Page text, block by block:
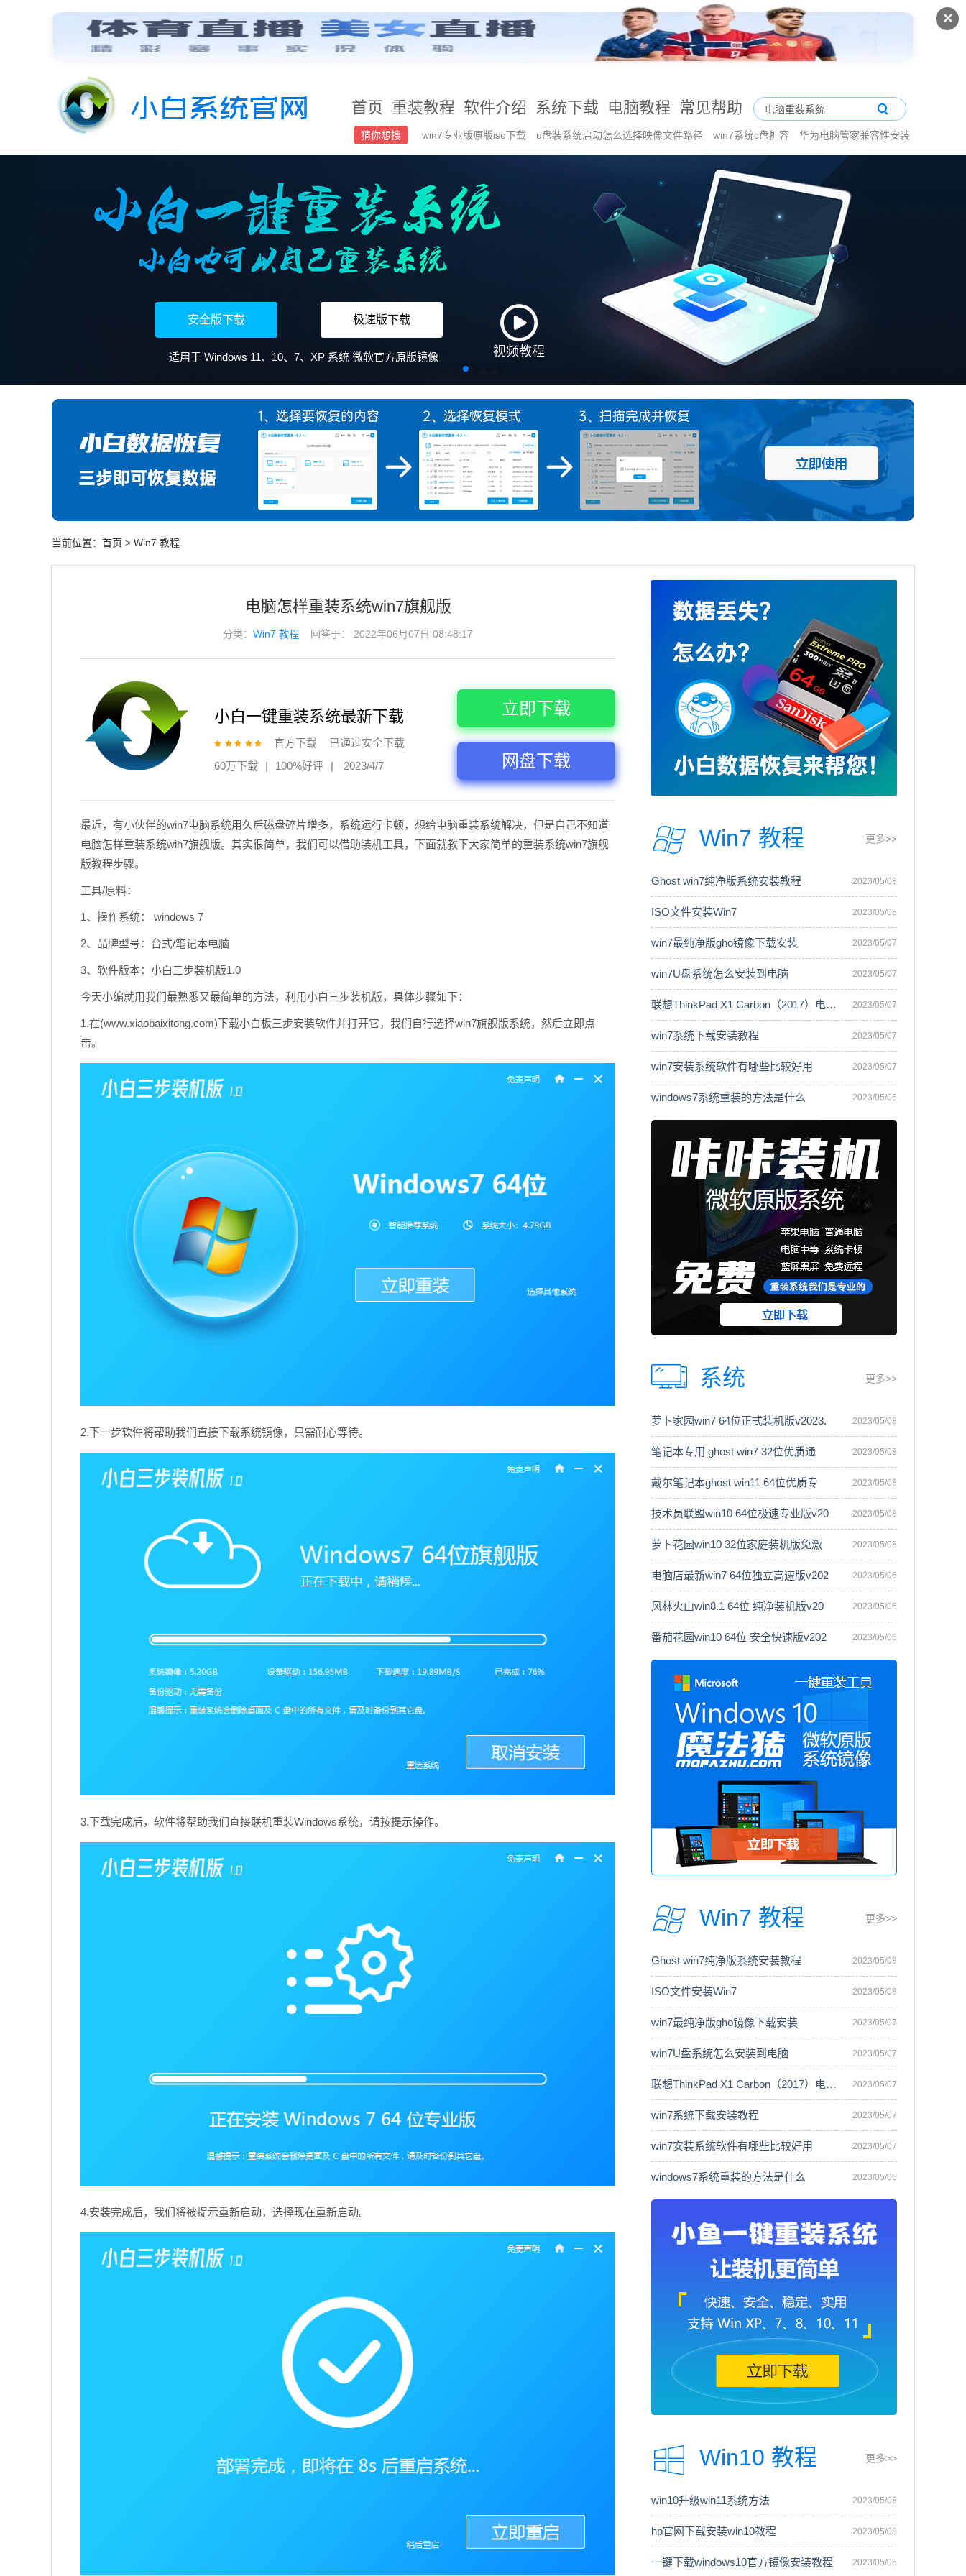
✕
首页 重装教程 软件介绍 系统下载 电脑教程 常见帮助
猜你想搜 win7专业版原版iso下载 u盘装系统启动怎么选择映像文件路径 win7系统c盘扩容
华为电脑管家兼容性安装
当前位置： 首页 > Win7 教程
电脑怎样重装系统win7旗舰版
分类：Win7 教程 回答于： 2022年06月07日 08:48:17
小白一键重装系统最新下载
官方下载
已通过安全下载
60万下载
| 100%好评 | 2023/4/7
立即下载
网盘下载
最近，有小伙伴的win7电脑系统用久后磁盘碎片增多，系统运行卡顿，想给电脑重装系统解决，但是自己不知道
电脑怎样重装系统win7旗舰版。其实很简单，我们可以借助装机工具，下面就教下大家简单的重装系统win7旗舰
版教程步骤。
工具/原料：
1、操作系统： windows 7
2、品牌型号：台式/笔记本电脑
3、软件版本：小白三步装机版1.0
今天小编就用我们最熟悉又最简单的方法，利用小白三步装机版，具体步骤如下：
1.在(www.xiaobaixitong.com)下载小白板三步安装软件并打开它，我们自行选择win7旗舰版系统，然后立即点
击。
2.下一步软件将帮助我们直接下载系统镜像，只需耐心等待。
3.下载完成后，软件将帮助我们直接联机重装Windows系统，请按提示操作。
4.安装完成后，我们将被提示重新启动，选择现在重新启动。
Win7 教程 更多>>
Ghost win7纯净版系统安装教程 2023/05/08
ISO文件安装Win7 2023/05/08
win7最纯净版gho镜像下载安装 2023/05/07
win7U盘系统怎么安装到电脑 2023/05/07
联想ThinkPad X1 Carbon（2017）电脑安 2023/05/07
win7系统下载安装教程 2023/05/07
win7安装系统软件有哪些比较好用 2023/05/07
windows7系统重装的方法是什么 2023/05/06
系统 更多>>
萝卜家园win7 64位正式装机版v2023. 2023/05/08
笔记本专用 ghost win7 32位优质通 2023/05/08
戴尔笔记本ghost win11 64位优质专 2023/05/08
技术员联盟win10 64位极速专业版v20 2023/05/08
萝卜花园win10 32位家庭装机版免激 2023/05/08
电脑店最新win7 64位独立高速版v202 2023/05/06
风林火山win8.1 64位 纯净装机版v20 2023/05/06
番茄花园win10 64位 安全快速版v202 2023/05/06
Win7 教程 更多>>
Ghost win7纯净版系统安装教程 2023/05/08
ISO文件安装Win7 2023/05/08
win7最纯净版gho镜像下载安装 2023/05/07
win7U盘系统怎么安装到电脑 2023/05/07
联想ThinkPad X1 Carbon（2017）电脑安 2023/05/07
win7系统下载安装教程 2023/05/07
win7安装系统软件有哪些比较好用 2023/05/07
windows7系统重装的方法是什么 2023/05/06
Win10 教程 更多>>
win10升级win11系统方法 2023/05/08
hp官网下载安装win10教程 2023/05/08
一键下载windows10官方镜像安装教程 2023/05/08